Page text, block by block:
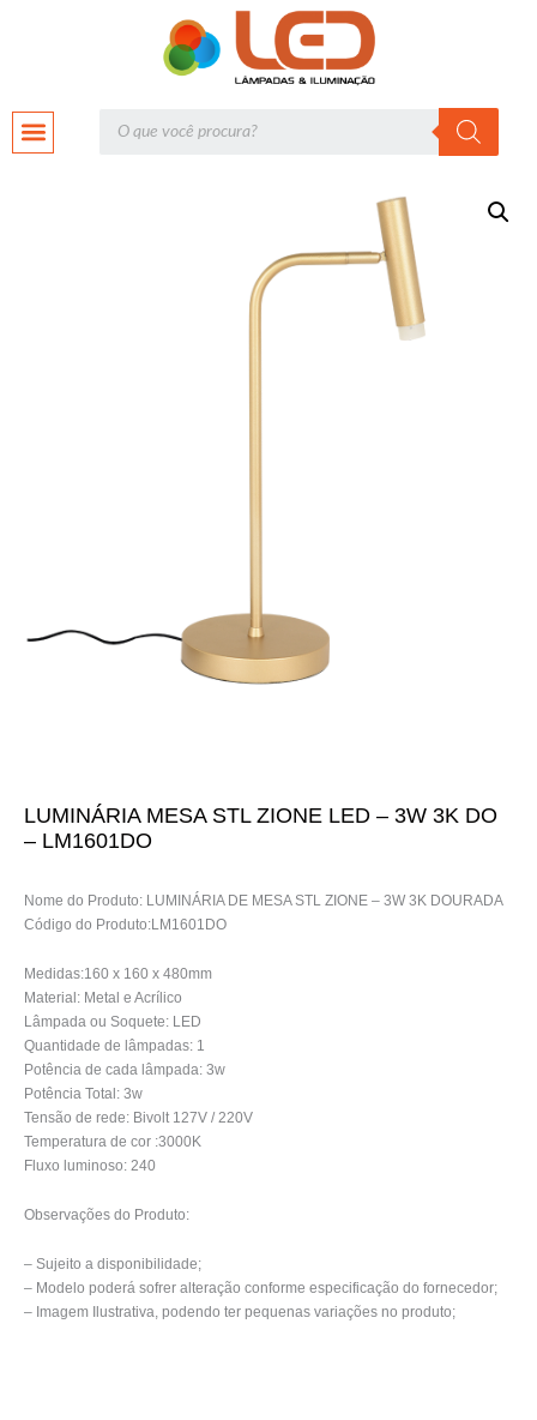
LUMINÁRIA MESA STL ZIONE LED – 3W 3K DO
– LM1601DO
Nome do Produto: LUMINÁRIA DE MESA STL ZIONE – 3W 3K DOURADA
Código do Produto:LM1601DO
Medidas:160 x 160 x 480mm
Material: Metal e Acrílico
Lâmpada ou Soquete: LED
Quantidade de lâmpadas: 1
Potência de cada lâmpada: 3w
Potência Total: 3w
Tensão de rede: Bivolt 127V / 220V
Temperatura de cor :3000K
Fluxo luminoso: 240
Observações do Produto:
– Sujeito a disponibilidade;
– Modelo poderá sofrer alteração conforme especificação do fornecedor;
– Imagem Ilustrativa, podendo ter pequenas variações no produto;